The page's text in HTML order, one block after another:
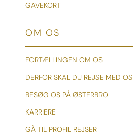
GAVEKORT
OM OS
FORTÆLLINGEN OM OS
DERFOR SKAL DU REJSE MED OS
BESØG OS PÅ ØSTERBRO
KARRIERE
GÅ TIL PROFIL REJSER